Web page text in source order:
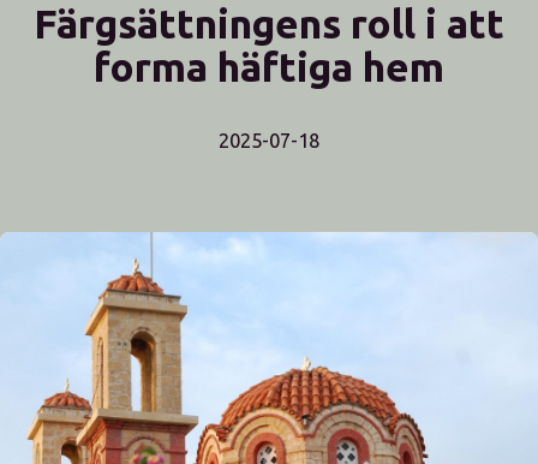
Färgsättningens roll i att
forma häftiga hem
2025-07-18